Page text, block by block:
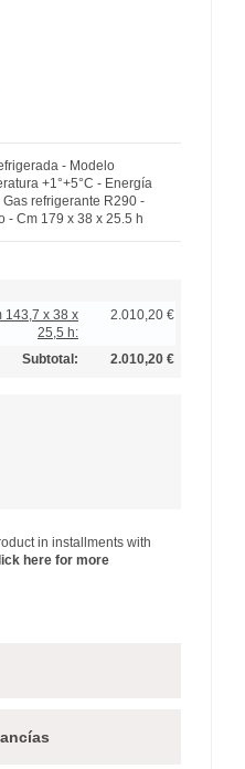
- Modelo
+1°+5°C - Energía
refrigerante R290 -
- Cm 179 x 38 x 25.5 h
143,7 x 38 x
25,5 h:
2.010,20 €
Subtotal: 2.010,20 €
in installments with
here for more